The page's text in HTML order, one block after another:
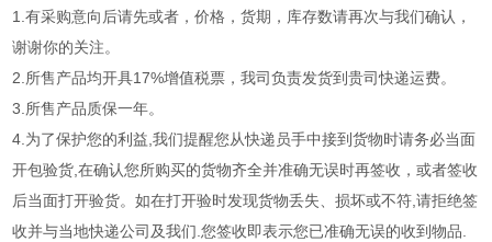
1.有采购意向后请先或者，价格，货期，库存数请再次与我们确认，
谢谢你的关注。
2.所售产品均开具17%增值税票，我司负责发货到贵司快递运费。
3.所售产品质保一年。
4.为了保护您的利益,我们提醒您从快递员手中接到货物时请务必当面
开包验货,在确认您所购买的货物齐全并准确无误时再签收，或者签收
后当面打开验货。如在打开验时发现货物丢失、损坏或不符,请拒绝签
收并与当地快递公司及我们.您签收即表示您已准确无误的收到物品.